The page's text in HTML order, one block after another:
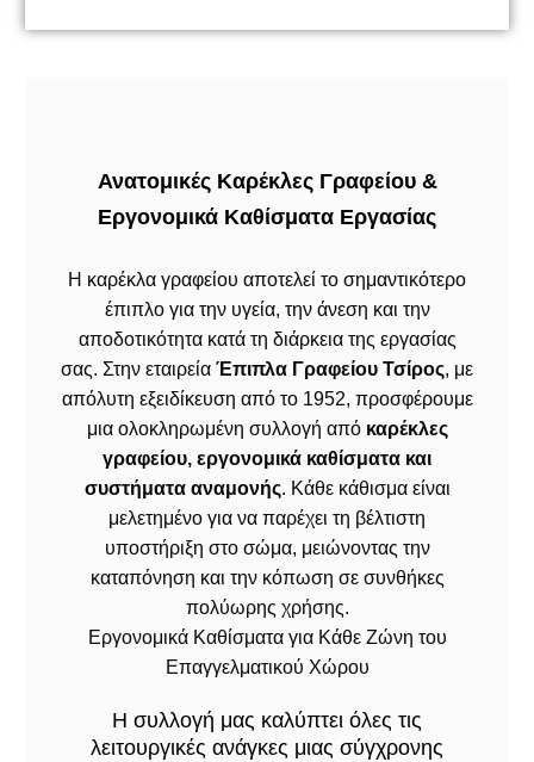
Ανατομικές Καρέκλες Γραφείου &
Εργονομικά Καθίσματα Εργασίας
Η καρέκλα γραφείου αποτελεί το σημαντικότερο
έπιπλο για την υγεία, την άνεση και την
αποδοτικότητα κατά τη διάρκεια της εργασίας
σας. Στην εταιρεία Έπιπλα Γραφείου Τσίρος, με
απόλυτη εξειδίκευση από το 1952, προσφέρουμε
μια ολοκληρωμένη συλλογή από καρέκλες
γραφείου, εργονομικά καθίσματα και
συστήματα αναμονής. Κάθε κάθισμα είναι
μελετημένο για να παρέχει τη βέλτιστη
υποστήριξη στο σώμα, μειώνοντας την
καταπόνηση και την κόπωση σε συνθήκες
πολύωρης χρήσης.
Εργονομικά Καθίσματα για Κάθε Ζώνη του
Επαγγελματικού Χώρου
Η συλλογή μας καλύπτει όλες τις
λειτουργικές ανάγκες μιας σύγχρονης